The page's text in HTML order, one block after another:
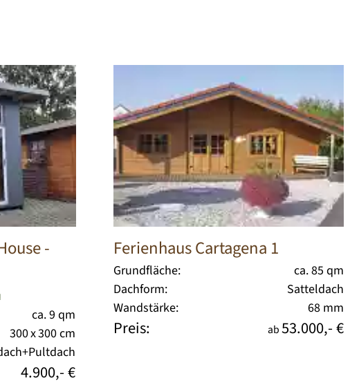
-
ca. 9 qm
300 x 300 cm
4.900,- €
Ferienhaus Cartagena 1
Grundfläche:
ca. 85 qm
Dachform:
Satteldach
Wandstärke:
68 mm
Preis: ab53.000,- €